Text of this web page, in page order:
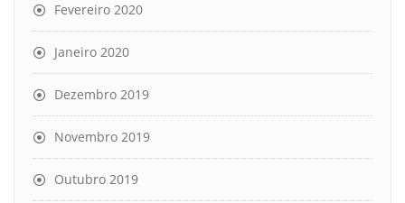
Fevereiro 2020
Janeiro 2020
Dezembro 2019
Novembro 2019
Outubro 2019